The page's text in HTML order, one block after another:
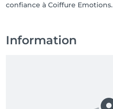
confiance à Coiffure Emotions.
Information